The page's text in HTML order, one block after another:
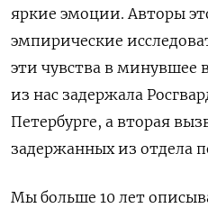
яркие эмоции. Авторы
эмпирические
эти чувства в минувшее
из нас задержала
Петербурге, а вторая
задержанных из отдела
Мы больше 10 лет